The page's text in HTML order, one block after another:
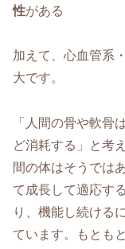
性がある
加えて、心血管系
大です。
「人間の骨や軟骨
ど消耗する」と考
間の体はそうでは
て成長して適応す
り、機能し続ける
ています。もとも